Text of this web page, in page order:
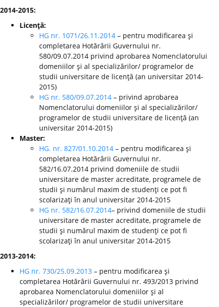
2014-2015:
Licenţă:
HG nr. 1071/26.11.2014 – pentru modificarea şi
completarea Hotărârii Guvernului nr.
580/09.07.2014 privind aprobarea Nomenclatorului
domeniilor şi al specializărilor/ programelor de
studii universitare de licenţă (an universitar 2014-
2015)
HG nr. 580/09.07.2014 – privind aprobarea
Nomenclatorului domeniilor şi al specializărilor/
programelor de studii universitare de licenţă (an
universitar 2014-2015)
Master:
HG. nr. 827/01.10.2014 – pentru modificarea şi
completarea Hotărârii Guvernului nr.
582/16.07.2014 privind domeniile de studii
universitare de master acreditate, programele de
studii şi numărul maxim de studenţi ce pot fi
scolarizaţi în anul universitar 2014-2015
HG nr. 582/16.07.2014– privind domeniile de studii
universitare de master acreditate, programele de
studii şi numărul maxim de studenţi ce pot fi
scolarizaţi în anul universitar 2014-2015
2013-2014:
HG nr. 730/25.09.2013 – pentru modificarea şi
completarea Hotărârii Guvernului nr. 493/2013 privind
aprobarea Nomenclatorului domeniilor şi al
specializărilor/ programelor de studii universitare